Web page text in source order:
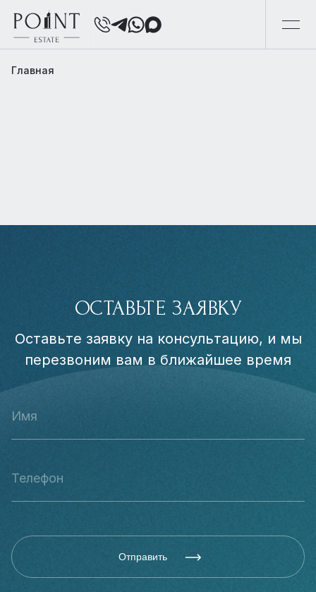
Главная
ОСТАВЬТЕ ЗАЯВКУ
Оставьте заявку на консультацию, и мы
перезвоним вам в ближайшее время
Отправить